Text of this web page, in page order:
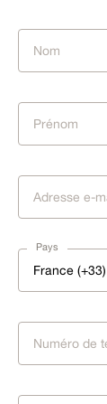
Pays
France (+33)